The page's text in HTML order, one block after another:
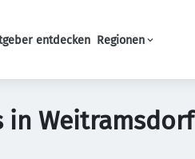
Navigation
entdecken Regionen
in Weitramsdorf